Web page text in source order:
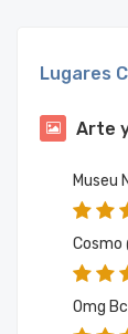
Lugares
Arte
Museu
Cosmo
Omg